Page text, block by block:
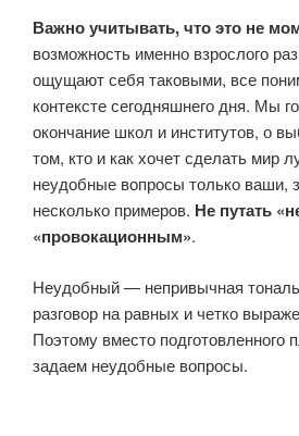
Важно учитывать, что это не
возможность именно взрослого
ощущают себя таковыми, все
контексте сегодняшнего дня. Мы
окончание школ и институтов, о
том, кто и как хочет сделать мир
неудобные вопросы только ваши,
несколько примеров. Не путать
«провокационным».
Неудобный — непривычная
разговор на равных и четко
Поэтому вместо подготовленного
задаем неудобные вопросы.